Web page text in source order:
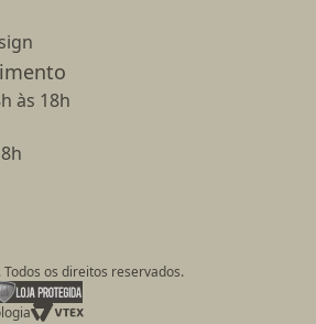
às 18h
Todos os direitos reservados.